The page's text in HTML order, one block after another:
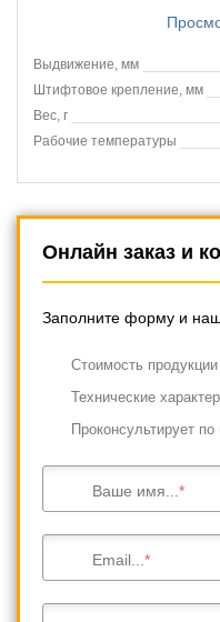
Выдвижение, мм
Штифтовое крепление, мм
Вес, г
Рабочие температуры
Онлайн заказ и
Заполните форму и
Cтоимость
Технические
Проконсультирует
Ваше имя...
Email...